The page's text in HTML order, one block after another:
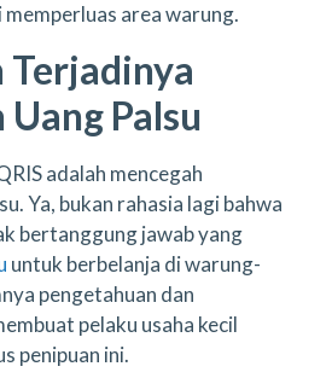
area warung.
Terjadinya
Palsu
adalah mencegah
Ya, bukan rahasia lagi bahwa
bertanggung jawab yang
untuk berbelanja di warung-
pengetahuan dan
pelaku usaha kecil
penipuan ini.